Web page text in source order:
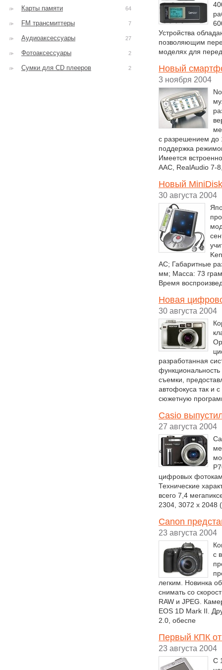
Устройства
позволяющим
моделях для
Новый
3 ноября 2004
с разрешением до
поддержка
Имеется
AAC, RealAudio 7-
Новый
30 августа 2004
АС; Габаритные
мм; Масса: 73
Время
Новая
30 августа 2004
разработанная
съемки,
автофокуса так и
сюжетную
Casio
27 августа 2004
цифровых
Технические
всего 7,4
2304, 3072 x 2048
Canon
23 августа 2004
с
легким. Новинка
снимать со
RAW и JPEG.
EOS 1D Mark II.
2.0, обеспе
Первый КПК
23 августа 2004
С
Карты памяти 64
FM трансмиттеры 7
Аудиоаксессуары 27
Фотоаксессуары 2
Сумки для CD плееров 2